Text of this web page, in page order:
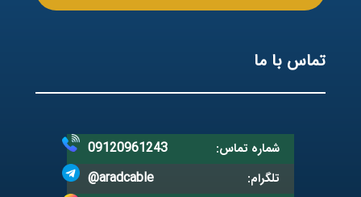
تماس با ما
شماره تماس: 09120961243
تلگرام: @aradcable